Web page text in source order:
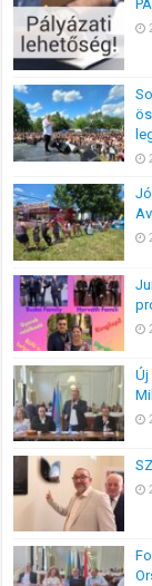
Új